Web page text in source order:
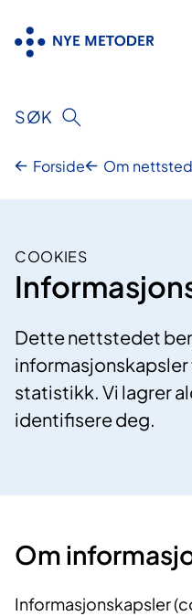
innhold
SØK
Forside Om
COOKIES
Dette nettstedet
informasjonskapsler
statistikk. Vi lagrer
identifisere deg.
Om
Informasjonskapsler